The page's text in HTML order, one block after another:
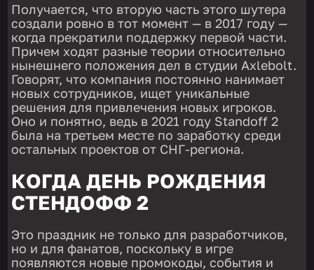
Получается, что вторую часть этого шутера
создали ровно в тот момент — в 2017 году —
когда прекратили поддержку первой части.
Причем ходят разные теории относительно
нынешнего положения дел в студии Axlebolt.
Говорят, что компания постоянно нанимает
новых сотрудников, ищет уникальные
решения для привлечения новых игроков.
Оно и понятно, ведь в 2021 году Standoff 2
была на третьем месте по заработку среди
остальных проектов от СНГ-региона.
КОГДА ДЕНЬ РОЖДЕНИЯ
СТЕНДОФФ 2
Это праздник не только для разработчиков,
но и для фанатов, поскольку в игре
появляются новые промокоды, события и